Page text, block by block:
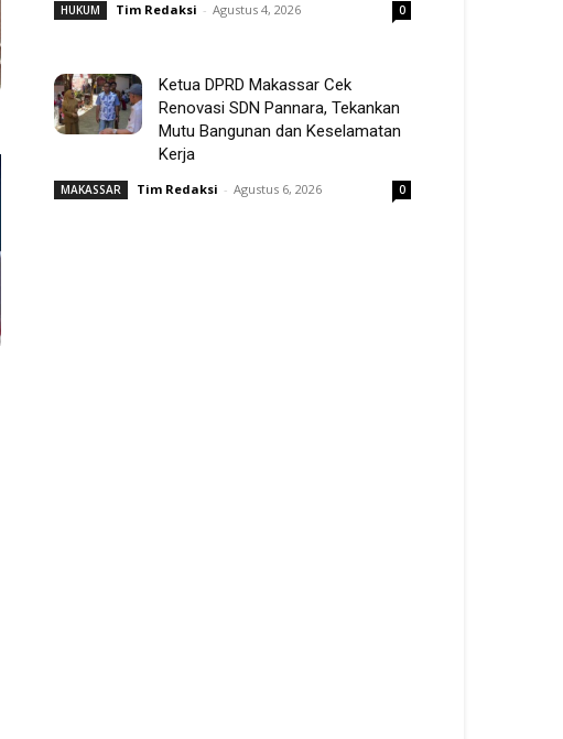
HUKUM Tim Redaksi - Agustus 4, 2026 0
Ketua DPRD Makassar Cek
Renovasi SDN Pannara, Tekankan
Mutu Bangunan dan Keselamatan
Kerja
MAKASSAR Tim Redaksi - Agustus 6, 2026 0